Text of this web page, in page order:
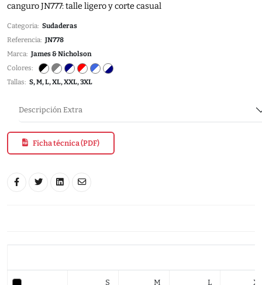
canguro JN777: talle ligero y corte casual
Categoria: Sudaderas
Referencia: JN778
Marca: James & Nicholson
Colores:
Tallas: S, M, L, XL, XXL, 3XL
Descripción Extra
Ficha técnica (PDF)
S M L